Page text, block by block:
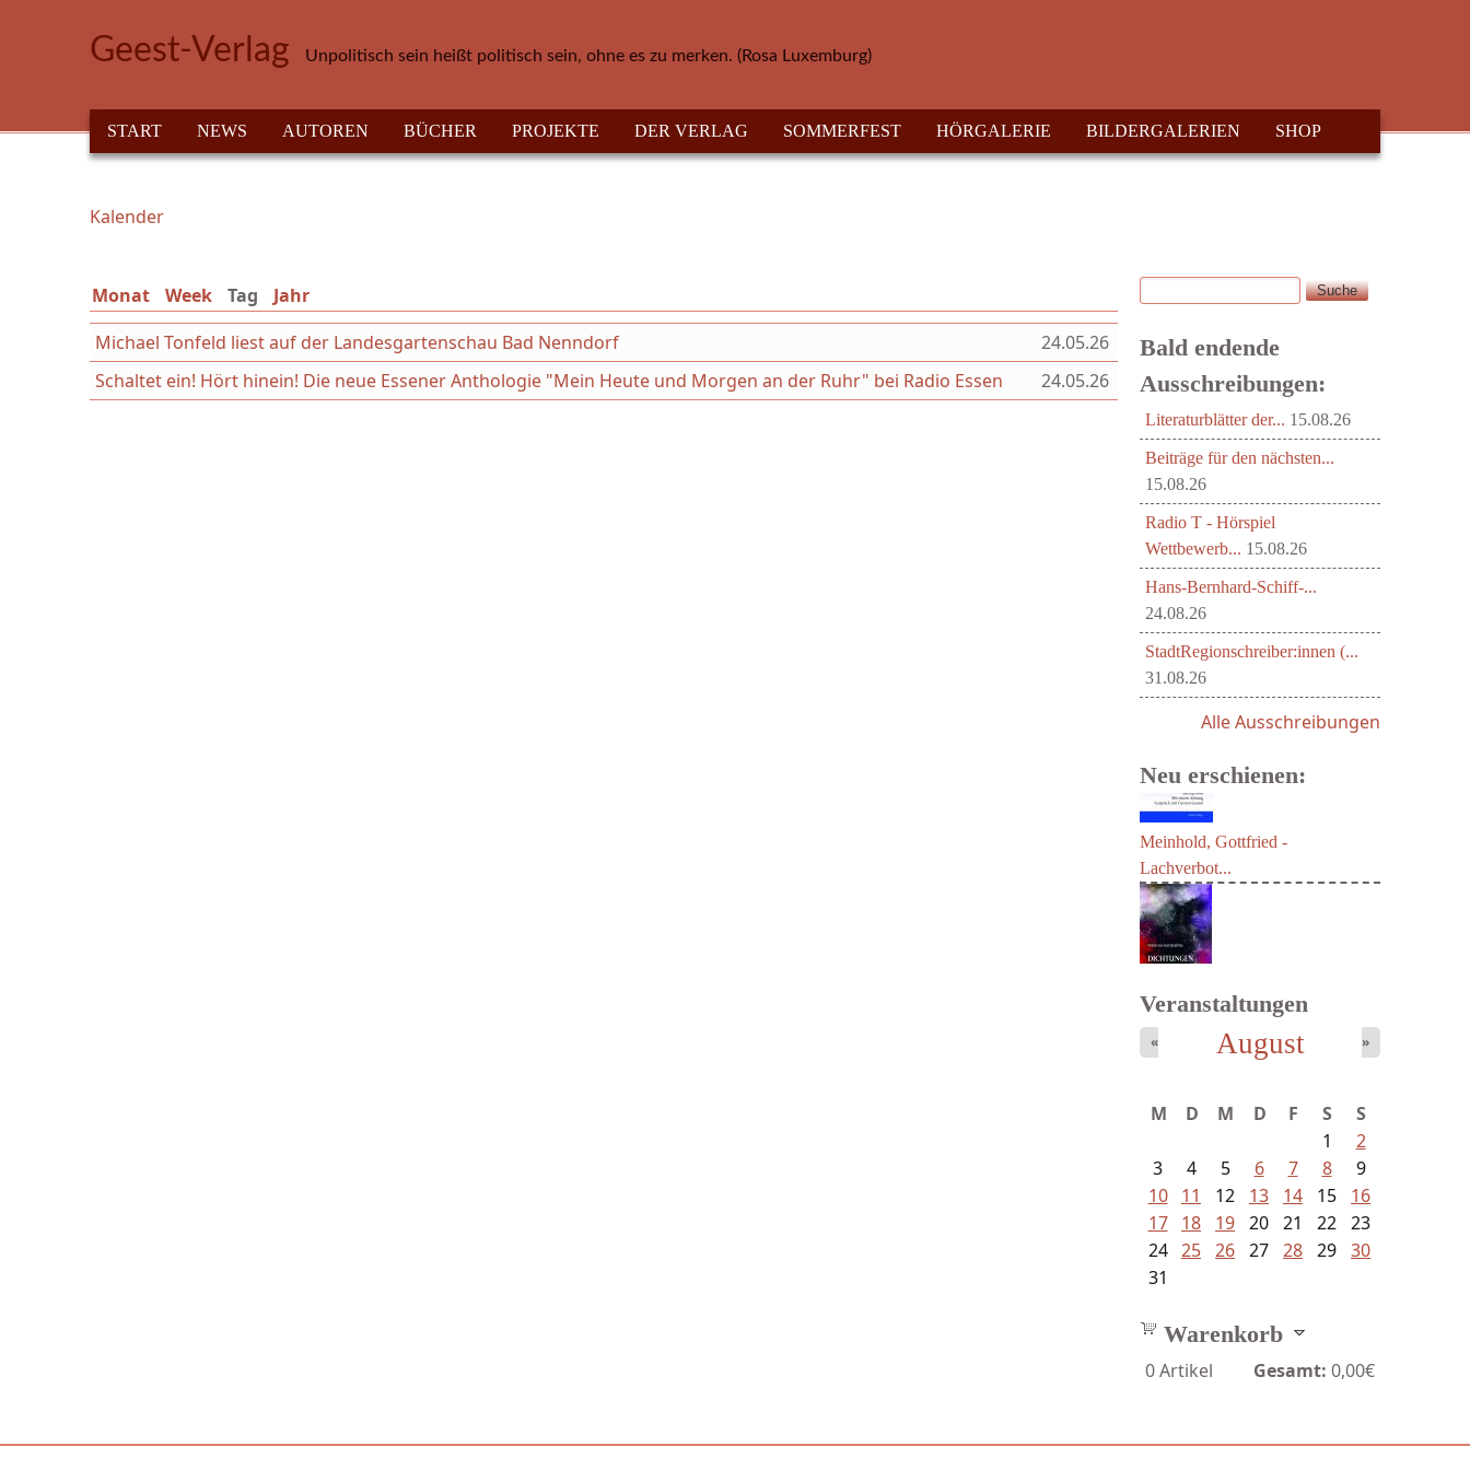
Geest-Verlag Unpolitisch sein heißt politisch sein, ohne es zu merken. (Rosa Luxemburg)
HAUPTMENÜ
START NEWS AUTOREN BÜCHER PROJEKTE DER VERLAG SOMMERFEST HÖRGALERIE BILDERGALERIEN SHOP
Sie sind hier
Kalender
Monat Week Tag (aktiver Reiter)
Jahr
Michael Tonfeld liest auf der Landesgartenschau Bad Nenndorf
24.05.26
Schaltet ein! Hört hinein! Die neue Essener Anthologie "Mein Heute und Morgen an der Ruhr" bei Radio Essen
24.05.26
Suchformular
Suche
Bald endende
Ausschreibungen:
Literaturblätter der... 15.08.26
Beiträge für den nächsten...
15.08.26
Radio T - Hörspiel
Wettbewerb... 15.08.26
Hans-Bernhard-Schiff-...
24.08.26
StadtRegionschreiber:innen (...
31.08.26
Alle Ausschreibungen
Neu erschienen:
Dichtungen...
Meinhold, Gottfried -
Lachverbot...
Veranstaltungen
August
« »
M D M D F S
S
1
2
3
4 5 6 7 8
9
10
11 12 13 14 15
16
17
18 19 20 21 22 23
24 25 26 27 28 29 30
31
Warenkorb
0Artikel Gesamt: 0,00€